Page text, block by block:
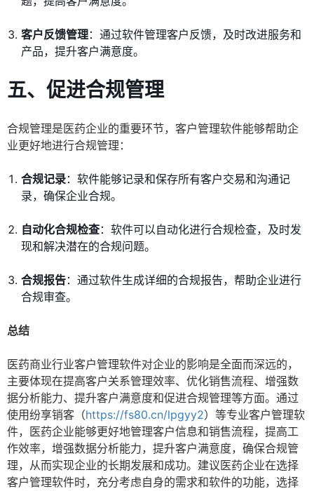
客户反馈管理：通过软件管理客户反馈，及时改进服务和
产品，提升客户满意度。
五、促进合规管理
合规管理是医药企业的重要环节，客户管理软件能够帮助企
业更好地进行合规管理：
合规记录：软件能够记录和保存所有客户交易和沟通记
录，确保企业合规。
自动化合规检查：软件可以自动化进行合规检查，及时发
现和解决潜在的合规问题。
合规报告：通过软件生成详细的合规报告，帮助企业进行
合规审查。
总结
医药商业行业客户管理软件对企业的影响是全面而深远的，
主要体现在提高客户关系管理效率、优化销售流程、增强数
据分析能力、提升客户满意度和促进合规管理等方面。通过
使用纷享销客（https://fs80.cn/lpgyy2）等专业客户管理软
件，医药企业能够更好地管理客户信息和销售流程，提高工
作效率，增强数据分析能力，提升客户满意度，确保合规管
理，从而实现企业的长期发展和成功。建议医药企业在选择
客户管理软件时，充分考虑自身的需求和软件的功能，选择